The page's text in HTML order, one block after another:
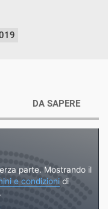
parte. Mostrando il
e condizioni di
DA SAPERE